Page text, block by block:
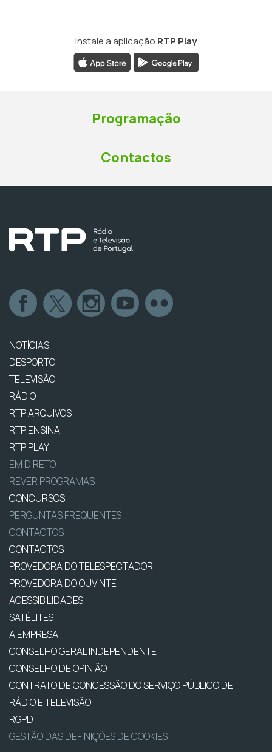
Instale a aplicação RTP Play
Programação
Contactos
NOTÍCIAS
DESPORTO
TELEVISÃO
RÁDIO
RTP ARQUIVOS
RTP ENSINA
RTP PLAY
EM DIRETO
REVER PROGRAMAS
CONCURSOS
PERGUNTAS FREQUENTES
CONTACTOS
CONTACTOS
PROVEDORA DO TELESPECTADOR
PROVEDORA DO OUVINTE
ACESSIBILIDADES
SATÉLITES
A EMPRESA
CONSELHO GERAL INDEPENDENTE
CONSELHO DE OPINIÃO
CONTRATO DE CONCESSÃO DO SERVIÇO PÚBLICO DE
RÁDIO E TELEVISÃO
RGPD
GESTÃO DAS DEFINIÇÕES DE COOKIES